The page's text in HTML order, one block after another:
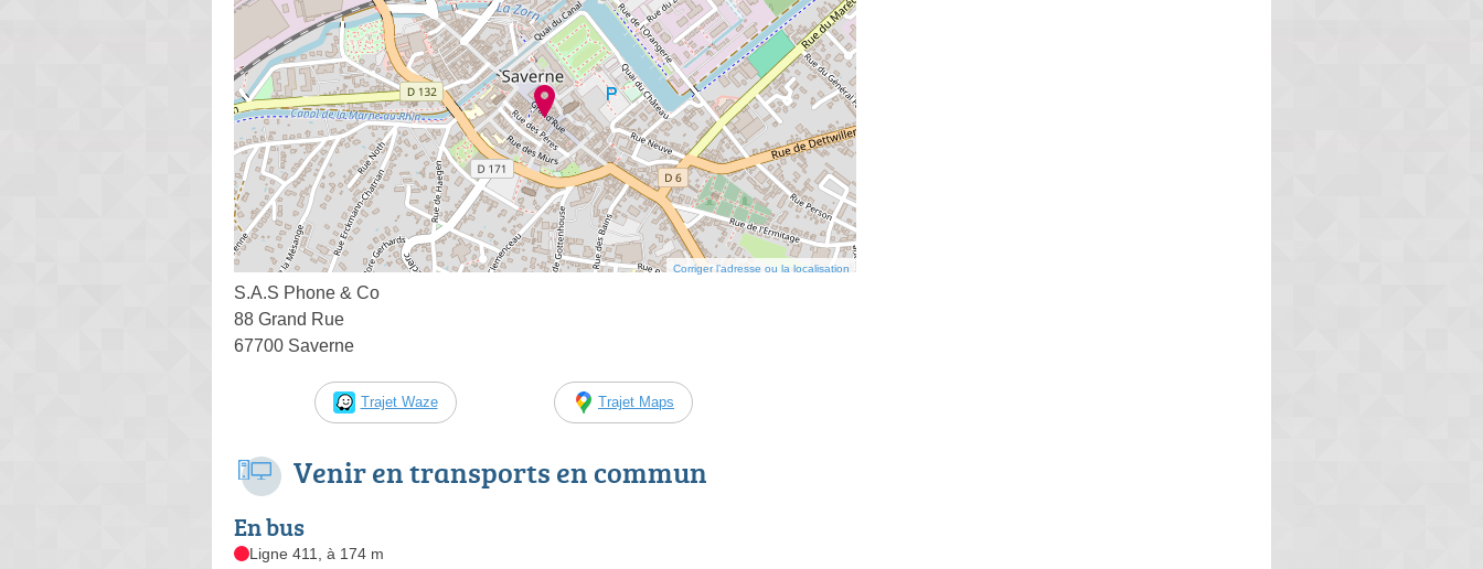
Corriger l’adresse ou la localisation
S.A.S Phone & Co
88 Grand Rue
67700 Saverne
Trajet Waze Trajet Maps
Venir en transports en commun
En bus
Ligne 411, à 174 m